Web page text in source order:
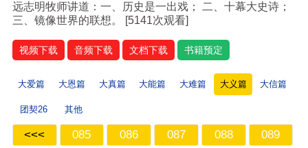
远志明牧师讲道：一、历史是一出戏； 二、十幕大史诗；
三、镜像世界的联想。 [5141次观看]
视频下载 音频下载 文档下载 书籍预定
大爱篇 大恩篇 大真篇 大能篇 大难篇 大义篇 大信篇
团契26 其他
<<< 085 086 087 088
089